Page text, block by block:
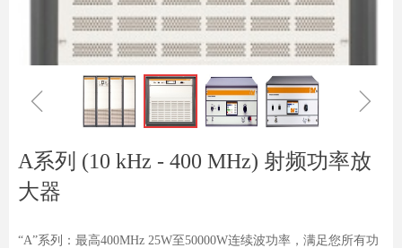
ꁆ ꁇ
A系列 (10 kHz - 400 MHz) 射频功率放
大器
“A”系列：最高400MHz 25W至50000W连续波功率，满足您所有功